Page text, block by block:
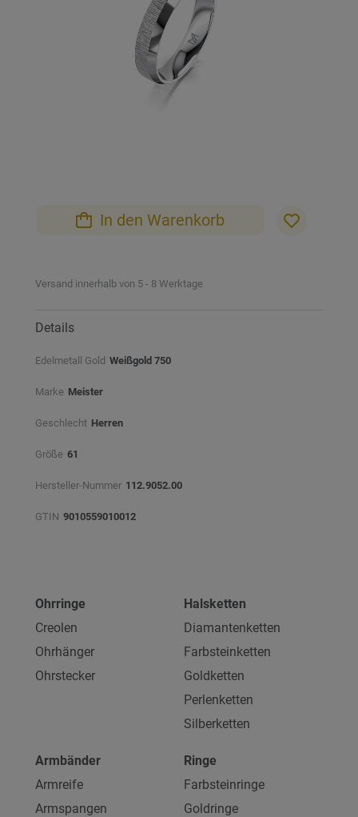
springen
In den Warenkorb
Versand innerhalb von 5 - 8 Werktage
Details
Edelmetall Gold Weißgold 750
Marke Meister
Geschlecht Herren
Größe 61
Hersteller-Nummer 112.9052.00
GTIN 9010559010012
Ohrringe
Creolen
Ohrhänger
Ohrstecker
Halsketten
Diamantenketten
Farbsteinketten
Goldketten
Perlenketten
Silberketten
Armbänder
Armreife
Armspangen
Ringe
Farbsteinringe
Goldringe